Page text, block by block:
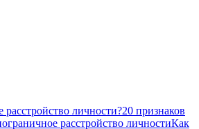
расстройство личности?20 признаков
расстройство личностиКак